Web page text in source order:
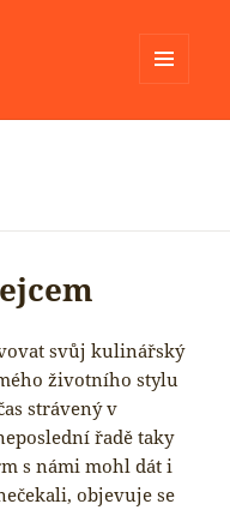
svůj kulinářský
životního stylu
strávený v
řadě taky
s námi mohl dát i
objevuje se